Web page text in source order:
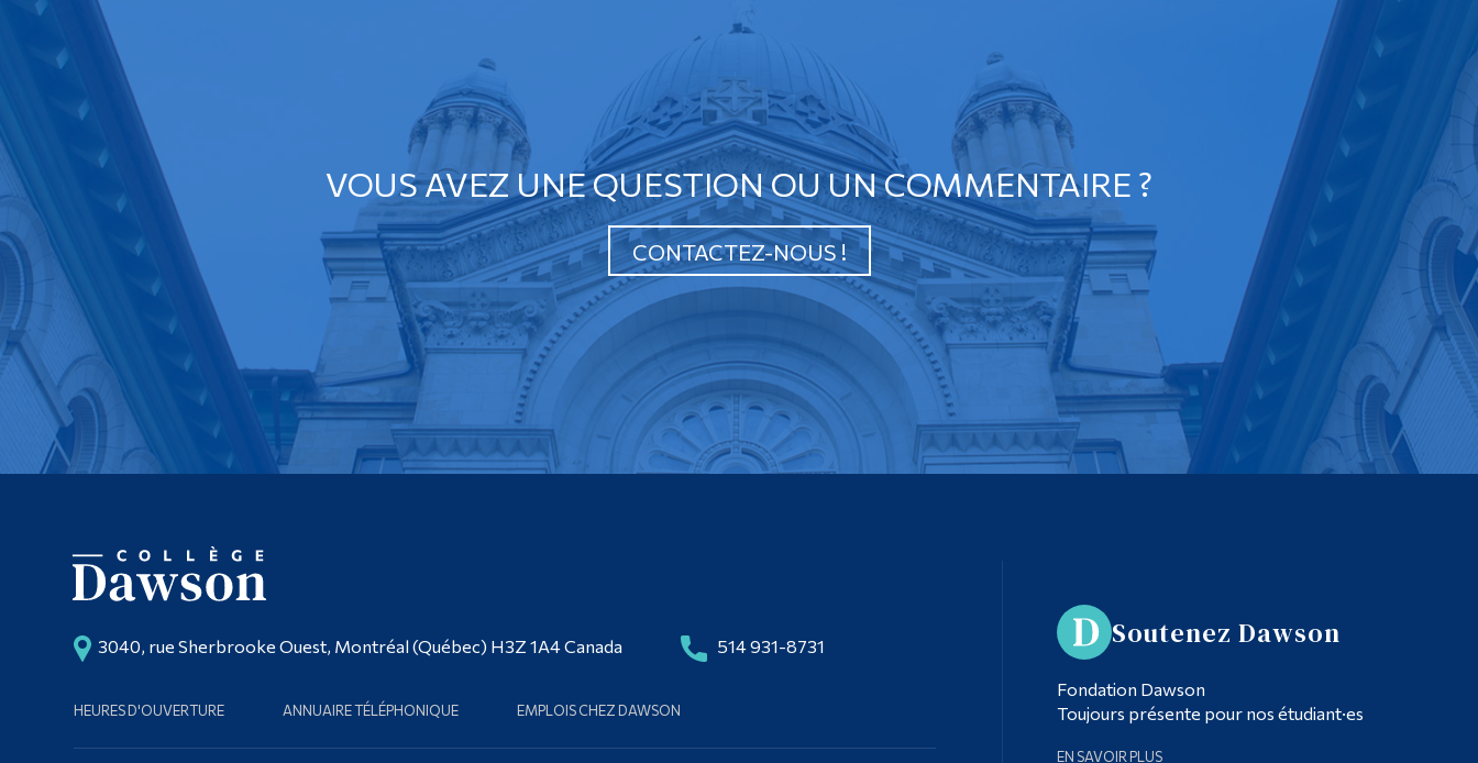
VOUS AVEZ UNE QUESTION OU UN COMMENTAIRE ?
CONTACTEZ-NOUS !
3040, rue Sherbrooke Ouest, Montréal (Québec) H3Z 1A4 Canada 514 931-8731
HEURES D'OUVERTURE ANNUAIRE TÉLÉPHONIQUE EMPLOIS CHEZ DAWSON
Soutenez Dawson
Fondation Dawson
Toujours présente pour nos étudiant·es
EN SAVOIR PLUS